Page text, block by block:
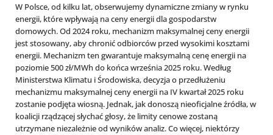
W Polsce, od kilku lat, obserwujemy dynamiczne zmiany w rynku
energii, które wpływają na ceny energii dla gospodarstw
domowych. Od 2024 roku, mechanizm maksymalnej ceny energii
jest stosowany, aby chronić odbiorców przed wysokimi kosztami
energii. Mechanizm ten gwarantuje maksymalną cenę energii na
poziomie 500 zł/MWh do końca września 2025 roku. Według
Ministerstwa Klimatu i Środowiska, decyzja o przedłużeniu
mechanizmu maksymalnej ceny energii na IV kwartał 2025 roku
zostanie podjęta wiosną. Jednak, jak donoszą nieoficjalne źródła, w
koalicji rządzącej słychać głosy, że limity cenowe zostaną
utrzymane niezależnie od wyników analiz. Co więcej, niektórzy